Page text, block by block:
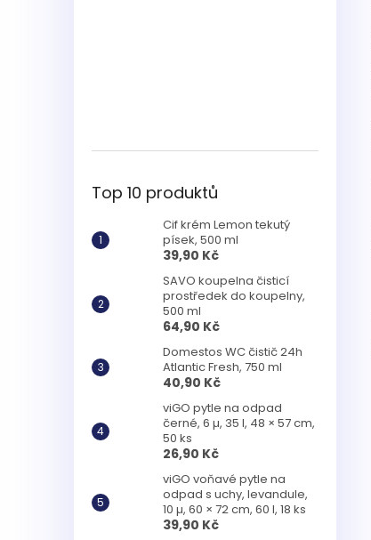
Top 10 produktů
Cif krém Lemon tekutý
písek, 500 ml
39,90 Kč
SAVO koupelna čisticí
prostředek do koupelny,
500 ml
64,90 Kč
Domestos WC čistič 24h
Atlantic Fresh, 750 ml
40,90 Kč
viGO pytle na odpad
černé, 6 µ, 35 l, 48 × 57 cm,
50 ks
26,90 Kč
viGO voňavé pytle na
odpad s uchy, levandule,
10 µ, 60 × 72 cm, 60 l, 18 ks
39,90 Kč